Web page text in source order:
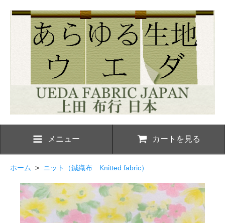
メニュー カートを見る
ホーム > ニット（鍼織布 Knitted fabric）